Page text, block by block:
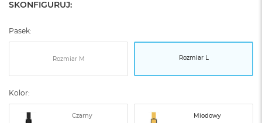
SKONFIGURUJ:
Pasek:
Rozmiar M Rozmiar L
Kolor:
Czarny Miodowy